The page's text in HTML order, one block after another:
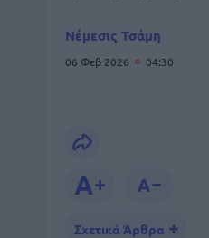
Νέμεσις Τσάμη
06 Φεβ 2026 04:30
Σχετικά Άρθρα